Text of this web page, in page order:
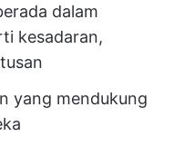
dalam
kesadaran,
yang mendukung